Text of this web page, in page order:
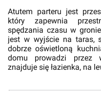
Atutem parteru jest
który zapewnia
spędzania czasu w
jest w wyjście na taras,
dobrze oświetloną
domu prowadzi przez
znajduje się łazienka, na